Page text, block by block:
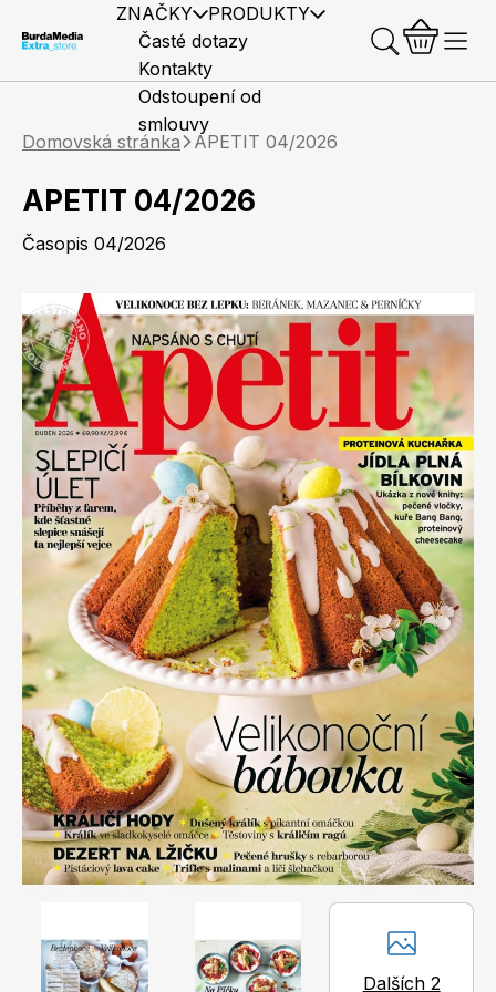
ZNAČKY PRODUKTY
Elle
Marianne
Apetit
Svět ženy
Elle Decoration
Marianne Bydlení
Marianne Venkov & styl
Předplatné časopisů
Knihy Merch
Časté dotazy
Kontakty
Odstoupení od
smlouvy
Domovská stránka
APETIT 04/2026
APETIT 04/2026
Časopis 04/2026
Dalších 2